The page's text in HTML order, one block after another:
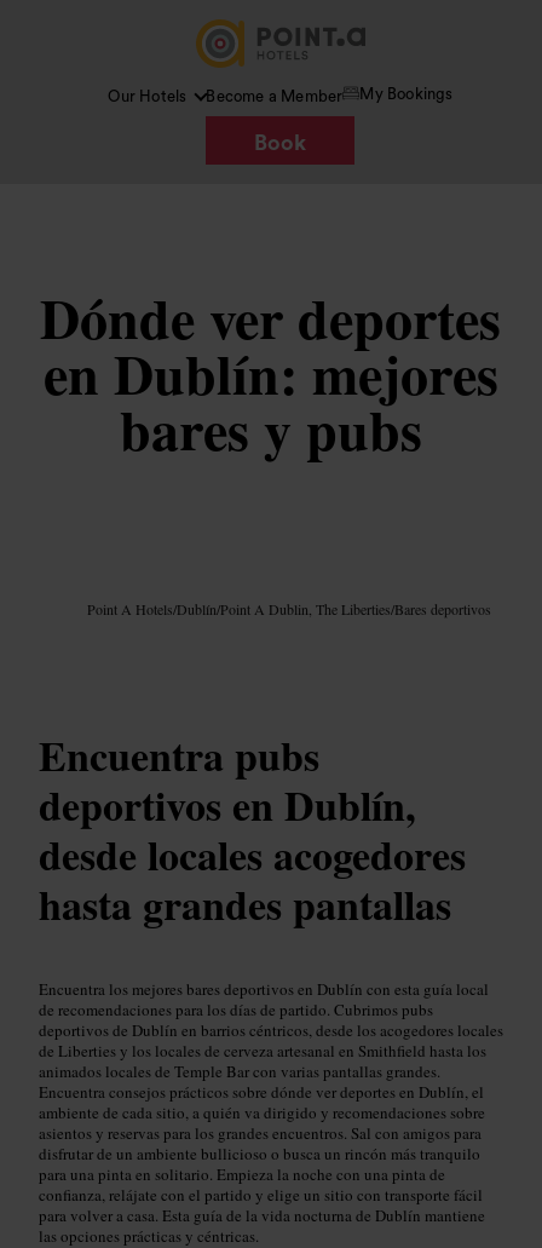
Our Hotels Become a Member My Bookings
Book
Dónde ver deportes
en Dublín: mejores
bares y pubs
Point A Hotels/Dublín/Point A Dublin, The Liberties/Bares deportivos
Encuentra pubs
deportivos en Dublín,
desde locales acogedores
hasta grandes pantallas
Encuentra los mejores bares deportivos en Dublín con esta guía local
de recomendaciones para los días de partido. Cubrimos pubs
deportivos de Dublín en barrios céntricos, desde los acogedores locales
de Liberties y los locales de cerveza artesanal en Smithfield hasta los
animados locales de Temple Bar con varias pantallas grandes.
Encuentra consejos prácticos sobre dónde ver deportes en Dublín, el
ambiente de cada sitio, a quién va dirigido y recomendaciones sobre
asientos y reservas para los grandes encuentros. Sal con amigos para
disfrutar de un ambiente bullicioso o busca un rincón más tranquilo
para una pinta en solitario. Empieza la noche con una pinta de
confianza, relájate con el partido y elige un sitio con transporte fácil
para volver a casa. Esta guía de la vida nocturna de Dublín mantiene
las opciones prácticas y céntricas.